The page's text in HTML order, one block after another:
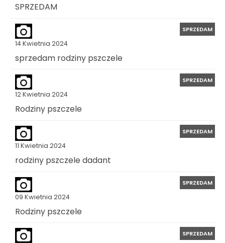
SPRZEDAM
14 Kwietnia 2024
SPRZEDAM
sprzedam rodziny pszczele
12 Kwietnia 2024
SPRZEDAM
Rodziny pszczele
11 Kwietnia 2024
SPRZEDAM
rodziny pszczele dadant
09 Kwietnia 2024
SPRZEDAM
Rodziny pszczele
SPRZEDAM